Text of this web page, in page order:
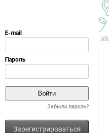
Забыли пароль?
Зарегистрироваться